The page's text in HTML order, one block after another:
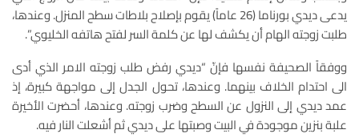
يدعى ديدي بورناما (26 عاماً) يقوم بإصلاح بلاطات سطح المنزل. وعندها،
طلبت زوجته الهام أن يكشف لها عن كلمة السر لفتح هاتفه الخليوي”.
ووفقاً الصحيفة نفسها فإنّ “ديدي رفض طلب زوجته الامر الذي أدى
الى احتدام الخلاف بينهما. وعندها، تحول الجدل إلى مواجهة كبيرة، إذ
عمد ديدي إلى النزول عن السطح وضرب زوجته. وعندها، أحضرت الأخيرة
علبة بنزين موجودة في البيت وصبتها على ديدي ثم أشعلت النار فيه.